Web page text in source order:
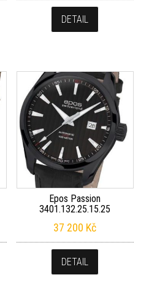
DETAIL
Epos Passion
3401.132.25.15.25
37 200 Kč
DETAIL